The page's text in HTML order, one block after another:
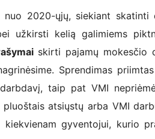
ųjų, siekiant skatinti e.
užkirsti kelią galimiems
skirti pajamų mokesčio
Sprendimas
taip pat VMI
pluoštais atsiųstų arba VMI
gyventojui, kurio